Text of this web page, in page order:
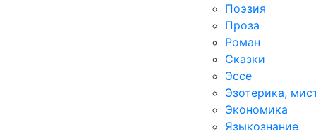
Поэзия
Проза
Роман
Сказки
Эссе
Эзотерика,
Экономика
Языкознание